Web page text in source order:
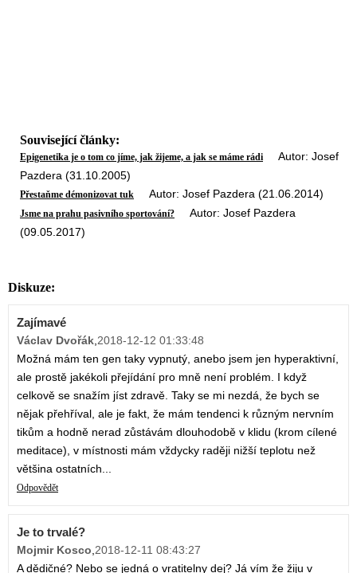
Související články:
Epigenetika je o tom co jíme, jak žijeme, a jak se máme rádi Autor: Josef
Pazdera (31.10.2005)
Přestaňme démonizovat tuk Autor: Josef Pazdera (21.06.2014)
Jsme na prahu pasivního sportování? Autor: Josef Pazdera
(09.05.2017)
Diskuze:
Zajímavé
Václav Dvořák,2018-12-12 01:33:48
Možná mám ten gen taky vypnutý, anebo jsem jen hyperaktivní,
ale prostě jakékoli přejídání pro mně není problém. I když
celkově se snažím jíst zdravě. Taky se mi nezdá, že bych se
nějak přehříval, ale je fakt, že mám tendenci k různým nervním
tikům a hodně nerad zůstávám dlouhodobě v klidu (krom cílené
meditace), v místnosti mám vždycky raději nižší teplotu než
většina ostatních...
Odpovědět
Je to trvalé?
Mojmir Kosco,2018-12-11 08:43:27
A dědičné? Nebo se jedná o vratitelny dej? Já vím že žiju v